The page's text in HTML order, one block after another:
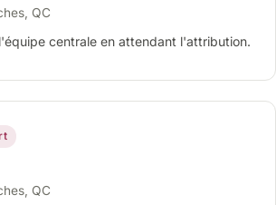
QC
centrale en attendant l'attribution.
QC